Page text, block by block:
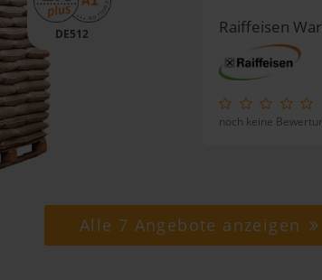
DE512 Raiffeisen
noch keine
Alle 7 Angebote anzeigen